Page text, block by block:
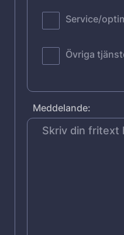
Service/
Övriga
Meddelande: